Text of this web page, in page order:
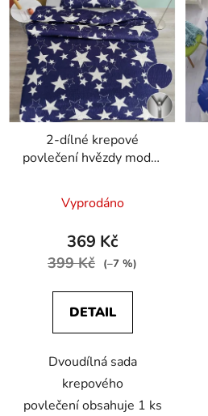
2-dílné krepové
povlečení hvězdy modrá
postel
Vyprodáno
369 Kč
399 Kč (–7 %)
DETAIL
Dvoudílná sada
krepového
povlečení obsahuje 1 ks